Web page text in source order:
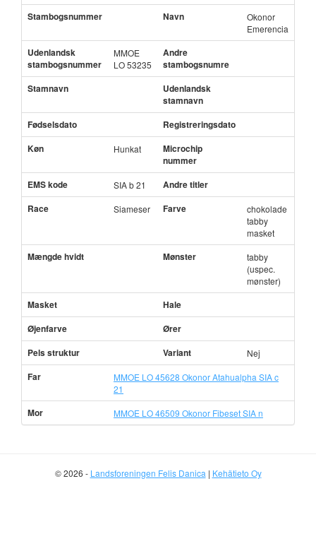
Stambogsnummer Navn
Okonor
Emerencia
Udenlandsk
stambogsnummer
MMOE
LO 53235
Andre
stambogsnumre
Stamnavn
Udenlandsk
stamnavn
Fødselsdato
Registreringsdato
Køn
Hunkat
Microchip
nummer
EMS kode
SIA b 21
Andre titler
Race
Siameser Farve
chokolade
tabby
masket
Mængde hvidt Mønster
tabby
(uspec.
mønster)
Masket
Hale
Øjenfarve
Ører
Pels struktur
Variant Nej
Far
MMOE LO 45628 Okonor Atahualpha SIA c
21
Mor MMOE LO 46509 Okonor Fibeset SIA n
© 2026 - Landsforeningen Felis Danica | Kehätieto Oy